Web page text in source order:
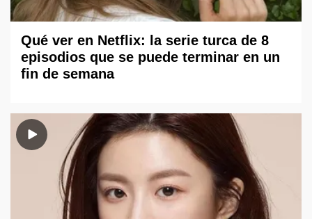
Qué ver en Netflix: la serie turca de 8
episodios que se puede terminar en un
fin de semana